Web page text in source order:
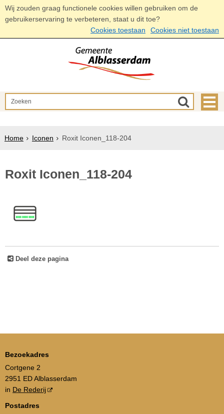
Wij zouden graag functionele cookies willen gebruiken om de
gebruikerservaring te verbeteren, staat u dit toe?
Cookies toestaan
Cookies niet toestaan
Home Iconen Roxit Iconen_118-204
Roxit Iconen_118-204
Deel deze pagina
Bezoekadres
Cortgene 2
2951 ED Alblasserdam
in De Rederij
Postadres